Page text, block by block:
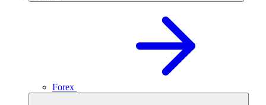
Forex